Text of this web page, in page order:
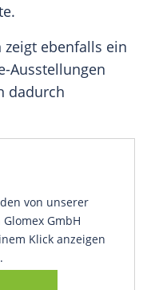
zeigt ebenfalls ein
Ausstellungen
dadurch
von unserer
GmbH
Klick anzeigen